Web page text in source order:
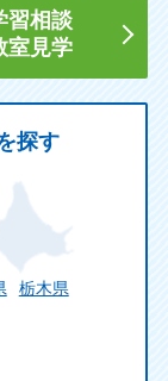
習相談
室見学
探す
栃木県